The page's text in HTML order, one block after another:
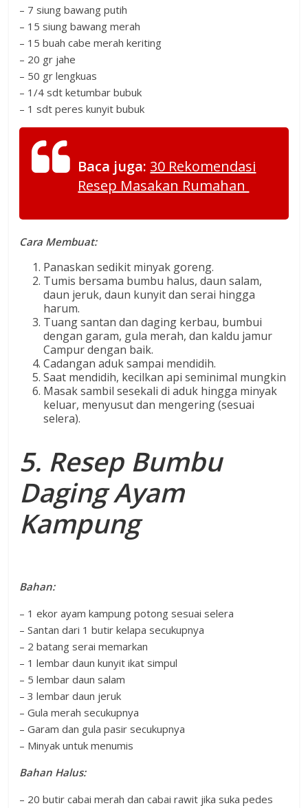
– 7 siung bawang putih
– 15 siung bawang merah
– 15 buah cabe merah keriting
– 20 gr jahe
– 50 gr lengkuas
– 1/4 sdt ketumbar bubuk
– 1 sdt peres kunyit bubuk
Baca juga: 30 Rekomendasi
Resep Masakan Rumahan
Cara Membuat:
Panaskan sedikit minyak goreng.
Tumis bersama bumbu halus, daun salam,
daun jeruk, daun kunyit dan serai hingga
harum.
Tuang santan dan daging kerbau, bumbui
dengan garam, gula merah, dan kaldu jamur
Campur dengan baik.
Cadangan aduk sampai mendidih.
Saat mendidih, kecilkan api seminimal mungkin
Masak sambil sesekali di aduk hingga minyak
keluar, menyusut dan mengering (sesuai
selera).
5. Resep Bumbu
Daging Ayam
Kampung
Bahan:
– 1 ekor ayam kampung potong sesuai selera
– Santan dari 1 butir kelapa secukupnya
– 2 batang serai memarkan
– 1 lembar daun kunyit ikat simpul
– 5 lembar daun salam
– 3 lembar daun jeruk
– Gula merah secukupnya
– Garam dan gula pasir secukupnya
– Minyak untuk menumis
Bahan Halus:
– 20 butir cabai merah dan cabai rawit jika suka pedes